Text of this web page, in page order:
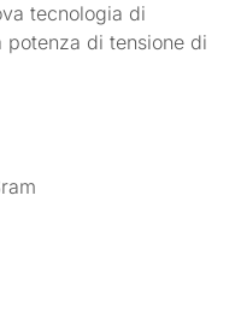
tecnologia di
di tensione di